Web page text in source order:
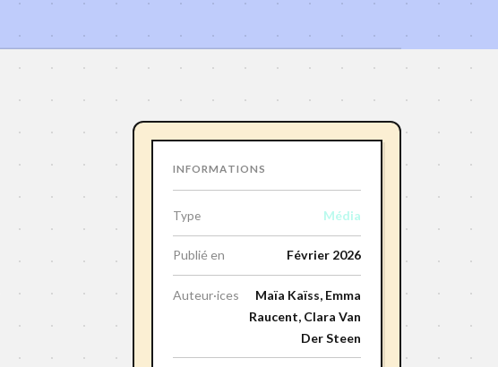
INFORMATIONS
Type Média
Publié en Février 2026
Auteur·ices
Maïa Kaïss, Emma
Raucent, Clara Van
Der Steen